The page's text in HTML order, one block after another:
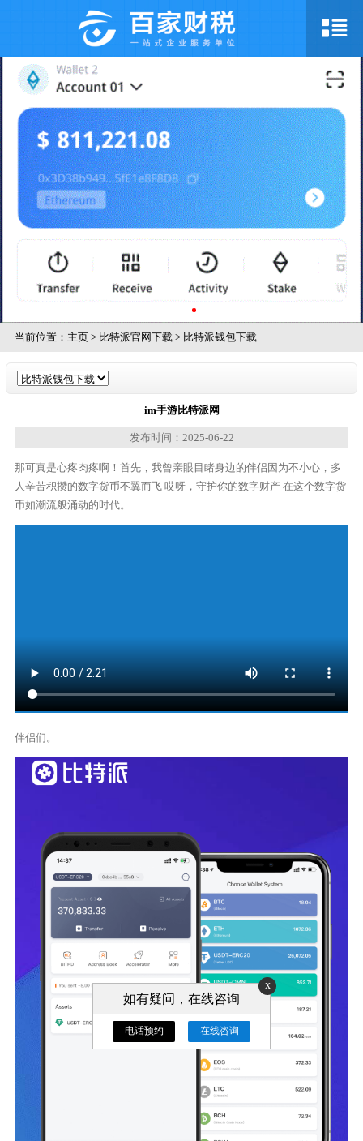
当前位置： 主页> 比特派官网下载 > 比特派钱包下载
im手游比特派网
发布时间：2025-06-22
那可真是心疼肉疼啊！首先，我曾亲眼目睹身边的伴侣因为不小心，多
人辛苦积攒的数字货币不翼而飞 哎呀，守护你的数字财产 在这个数字货
币如潮流般涌动的时代。
伴侣们。
x
如有疑问，在线咨询
电话预约 在线咨询